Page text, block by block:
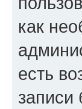
как
есть
записи